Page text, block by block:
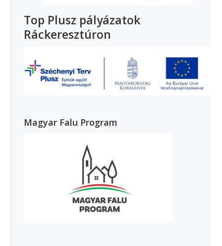
Top Plusz pályázatok
Ráckeresztúron
Magyar Falu Program